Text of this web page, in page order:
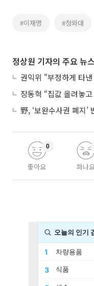
#이재명 #청와대
정상원 기자의 주요 뉴스
좋아요
0
화나